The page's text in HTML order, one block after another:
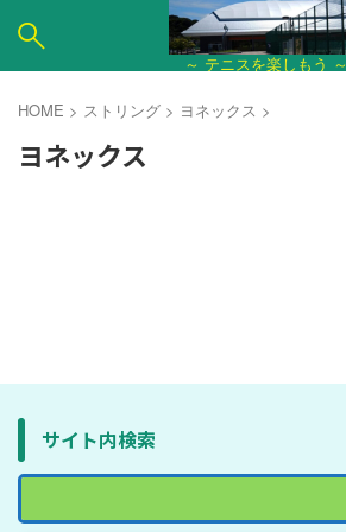
～ テニスを楽しもう ～
HOME > ストリング > ヨネックス >
ヨネックス
サイト内検索